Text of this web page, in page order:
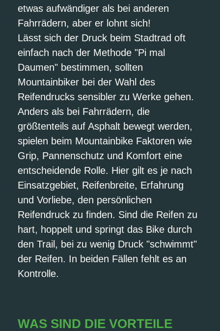
etwas aufwändiger als bei anderen
Fahrrädern, aber er lohnt sich!
Lässt sich der Druck beim Stadtrad oft
einfach nach der Methode "Pi mal
Daumen" bestimmen, sollten
Mountainbiker bei der Wahl des
Reifendrucks sensibler zu Werke gehen.
Anders als bei Fahrrädern, die
größtenteils auf Asphalt bewegt werden,
spielen beim Mountainbike Faktoren wie
Grip, Pannenschutz und Komfort eine
entscheidende Rolle. Hier gilt es je nach
Einsatzgebiet, Reifenbreite, Erfahrung
und Vorliebe, den persönlichen
Reifendruck zu finden. Sind die Reifen zu
hart, hoppelt und springt das Bike durch
den Trail, bei zu wenig Druck "schwimmt"
der Reifen. In beiden Fällen fehlt es an
Kontrolle.
WAS SIND DIE VORTEILE